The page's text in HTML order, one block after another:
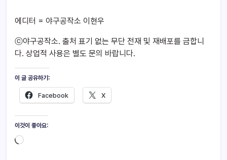
에디터 = 야구공작소 이현우
ⓒ야구공작소. 출처 표기 없는 무단 전재 및 재배포를 금합니
다. 상업적 사용은 별도 문의 바랍니다.
이 글 공유하기:
Facebook X
이것이 좋아요: